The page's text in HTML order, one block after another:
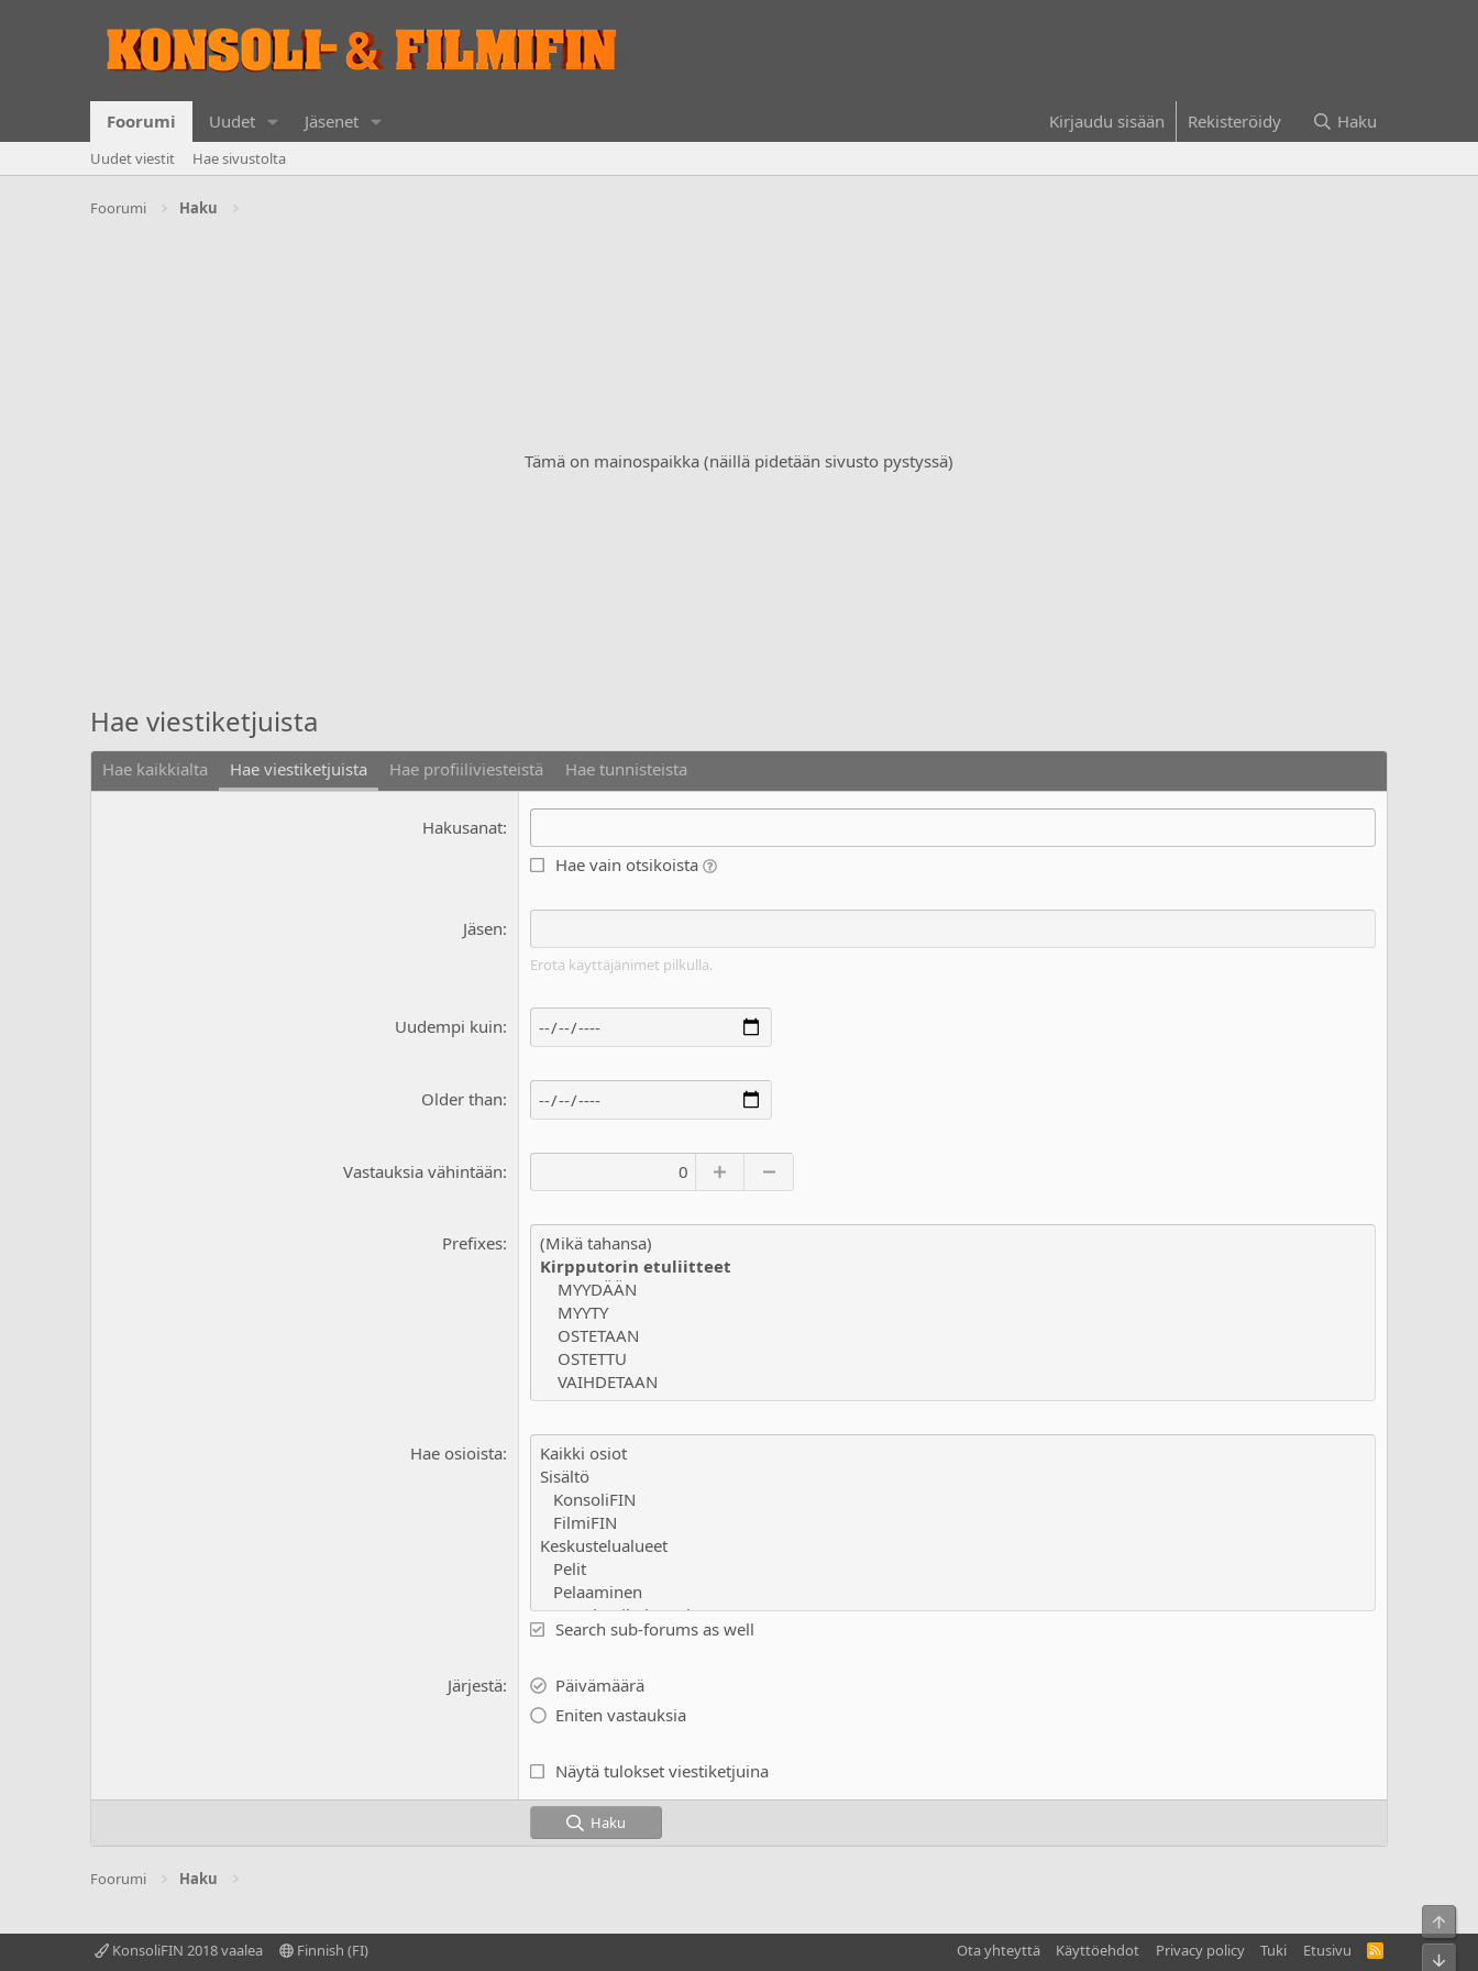
Foorumi Uudet Jäsenet Kirjaudu sisään Rekisteröidy Haku
Uudet viestit Hae sivustolta
Foorumi Haku
Tämä on mainospaikka (näillä pidetään sivusto pystyssä)
Hae viestiketjuista
Hae kaikkialta Hae viestiketjuista Hae profiiliviesteistä Hae tunnisteista
Hakusanat
Hae vain otsikoista
Jäsen
Erota käyttäjänimet pilkulla.
Uudempi kuin
Older than
Vastauksia vähintään
Prefixes
Hae osioista
Search sub-forums as well
Järjestä
Päivämäärä
Eniten vastauksia
Näytä tulokset viestiketjuina
Haku
Foorumi Haku
KonsoliFIN 2018 vaalea Finnish (FI) Ota yhteyttä Käyttöehdot Privacy policy Tuki Etusivu
R